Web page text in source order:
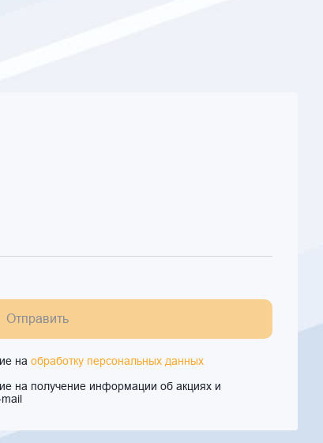
Отправить
наобработку персональных данных
на получение информации об акциях и